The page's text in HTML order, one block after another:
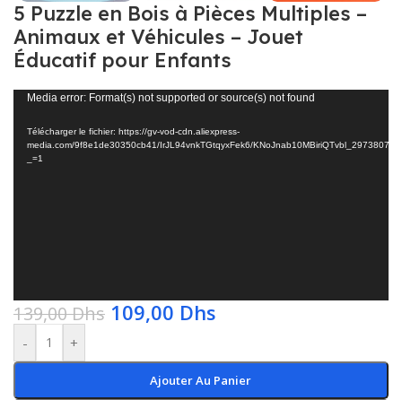
5 Puzzle en Bois à Pièces Multiples –
Animaux et Véhicules – Jouet
Éducatif pour Enfants
Lecteur
Media error: Format(s) not supported or source(s) not found
Télécharger le fichier: https://gv-vod-cdn.aliexpress-
media.com/9f8e1de30350cb41/IrJL94vnkTGtqyxFek6/
_=1
139,00Dhs 109,00 Dhs
- +
Ajouter Au Panier